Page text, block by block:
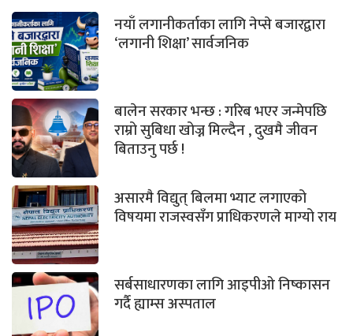
नयाँ लगानीकर्ताका लागि नेप्से बजारद्वारा
‘लगानी शिक्षा’ सार्वजनिक
बालेन सरकार भन्छ : गरिब भएर जन्मेपछि
राम्रो सुबिधा खोज्न मिल्दैन , दुखमै जीवन
बिताउनु पर्छ !
असारमै विद्युत् बिलमा भ्याट लगाएको
विषयमा राजस्वसँग प्राधिकरणले माग्यो राय
सर्बसाधारणका लागि आइपीओ निष्कासन
गर्दै ह्याम्स अस्पताल